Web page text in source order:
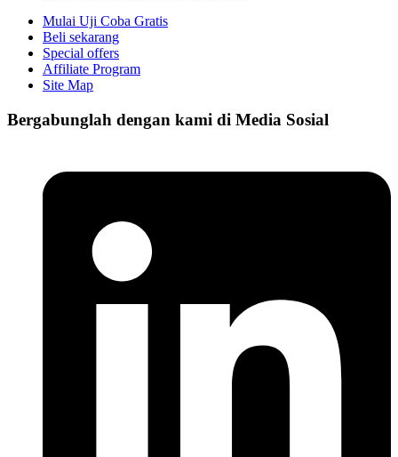
Mulai Uji Coba Gratis
Beli sekarang
Special offers
Affiliate Program
Site Map
Bergabunglah dengan kami di Media Sosial